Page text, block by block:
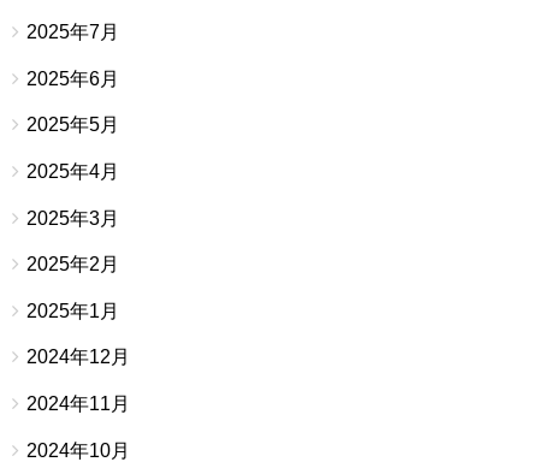
2025年7月
2025年6月
2025年5月
2025年4月
2025年3月
2025年2月
2025年1月
2024年12月
2024年11月
2024年10月